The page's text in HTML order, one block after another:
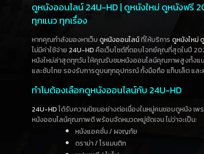
ดูหนังออนไลน์ 24U-HD | ดูหนังใหม่ ดูหนังฟรี
ทุกแนว ทุกเรื่อง
หากคุณกำลังมองหาเว็บ ดูหนังออนไลน์ที่ให้บริการ ดูหนังใหม่
ไม่มีค่าใช้จ่าย 24U-HDคือเว็บไซต์ที่ตอบโจทย์คุณที่สุดในปี
หนังใหม่ล่าสุดทุกวัน ให้คุณรับชมหนังออนไลน์คุณภาพสูงทั้งแ
และซับไทย รองรับการดูบนทุกอุปกรณ์ ทั้งมือถือ แท็บเล็ต แล
ทำไมต้องเลือกดูหนังออนไลน์กับ 24U-HD
24U-HDได้รับความนิยมอย่างต่อเนื่องในหมู่คนชอบดูหนัง เพร
หนังออนไลน์คุณภาพดี พร้อมจัดหมวดหมู่ชัดเจน ไม่ว่าจะเป็น:
หนังแอคชั่น / ผจญภัย
ดราม่า / โรแมนติก